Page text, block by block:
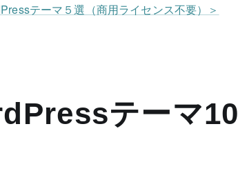
テーマ５選（商用ライセンス不要）＞
テーマ10